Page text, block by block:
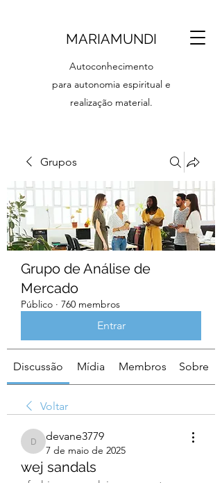
MARIAMUNDI
Autoconhecimento
para autonomia espiritual e
realização material.
Grupos
Grupo de Análise de
Mercado
Público · 760 membros
Entrar
Discussão Mídia Membros Sobre
Voltar
devane3779
devane3779
7 de maio de 2025
wej sandals